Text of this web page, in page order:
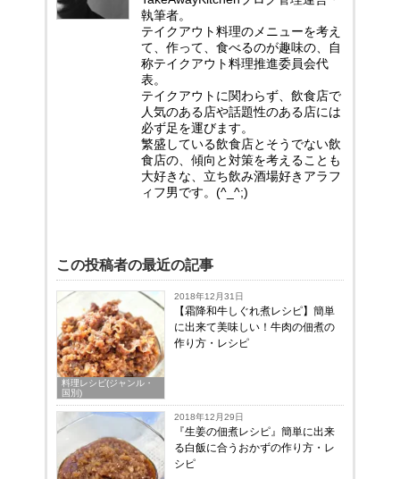
執筆者。
テイクアウト料理のメニューを考え
て、作って、食べるのが趣味の、自
称テイクアウト料理推進委員会代
表。
テイクアウトに関わらず、飲食店で
人気のある店や話題性のある店には
必ず足を運びます。
繁盛している飲食店とそうでない飲
食店の、傾向と対策を考えることも
大好きな、立ち飲み酒場好きアラフ
ィフ男です。(^_^;)
この投稿者の最近の記事
料理レシピ(ジャンル・
国別)
2018年12月31日
【霜降和牛しぐれ煮レシピ】簡単
に出来て美味しい！牛肉の佃煮の
作り方・レシピ
2018年12月29日
『生姜の佃煮レシピ』簡単に出来
る白飯に合うおかずの作り方・レ
シピ